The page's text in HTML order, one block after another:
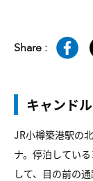
Share :
キャンド
JR小樽築港駅の
ナ。停泊してい
して、目の前の